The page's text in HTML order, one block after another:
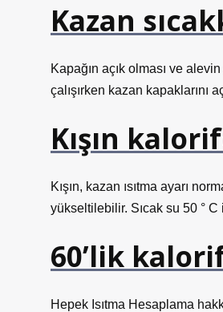
Kazan
Kapağın açık olması ve
çalışırken kazan kapaklarını
Kışın
Kışın, kazan ısıtma ayarı
yükseltilebilir. Sıcak su 50 °
60’lik
Hepek Isıtma Hesaplama